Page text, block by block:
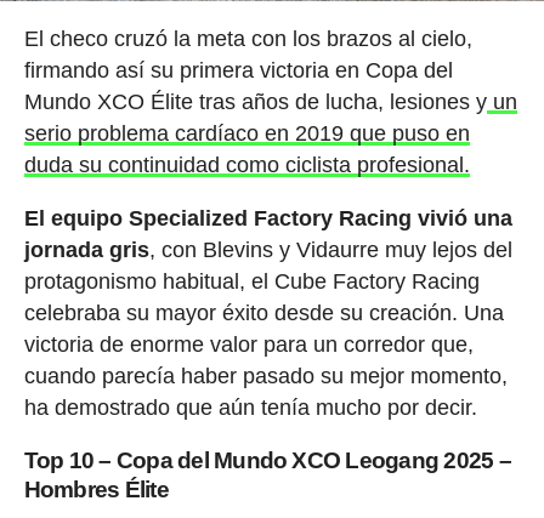
El checo cruzó la meta con los brazos al cielo,
firmando así su primera victoria en Copa del
Mundo XCO Élite tras años de lucha, lesiones yun
serio problema cardíaco en 2019 que puso en
duda su continuidad como ciclista profesional.
El equipo Specialized Factory Racing vivió una
jornada gris, con Blevins y Vidaurre muy lejos del
protagonismo habitual, el Cube Factory Racing
celebraba su mayor éxito desde su creación. Una
victoria de enorme valor para un corredor que,
cuando parecía haber pasado su mejor momento,
ha demostrado que aún tenía mucho por decir.
Top 10 – Copa del Mundo XCO Leogang 2025 –
Hombres Élite